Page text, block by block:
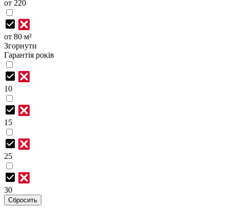
от 220
от 80 м²
Згорнути
Гарантія років
10
15
25
30